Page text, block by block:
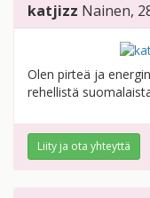
katjizz Nainen,
Olen pirteä ja
rehellistä
Liity ja ota yhteyttä